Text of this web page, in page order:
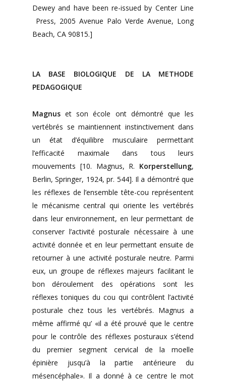
Dewey and have been re-issued by Center Line
Press, 2005 Avenue Palo Verde Avenue, Long
Beach, CA 90815.]
LA BASE BIOLOGIQUE DE LA METHODE
PEDAGOGIQUE
Magnus et son école ont démontré que les
vertébrés se maintiennent instinctivement dans
un état d’équilibre musculaire permettant
l’efficacité maximale dans tous leurs
mouvements [10. Magnus, R. Korperstellung,
Berlin, Springer, 1924, pr. 544]. Il a démontré que
les réflexes de l’ensemble tête-cou représentent
le mécanisme central qui oriente les vertébrés
dans leur environnement, en leur permettant de
conserver l’activité posturale nécessaire à une
activité donnée et en leur permettant ensuite de
retourner à une activité posturale neutre. Parmi
eux, un groupe de réflexes majeurs facilitant le
bon déroulement des opérations sont les
réflexes toniques du cou qui contrôlent l’activité
posturale chez tous les vertébrés. Magnus a
même affirmé qu’ «il a été prouvé que le centre
pour le contrôle des réflexes posturaux s’étend
du premier segment cervical de la moelle
épinière jusqu’à la partie antérieure du
mésencéphale». Il a donné à ce centre le mot